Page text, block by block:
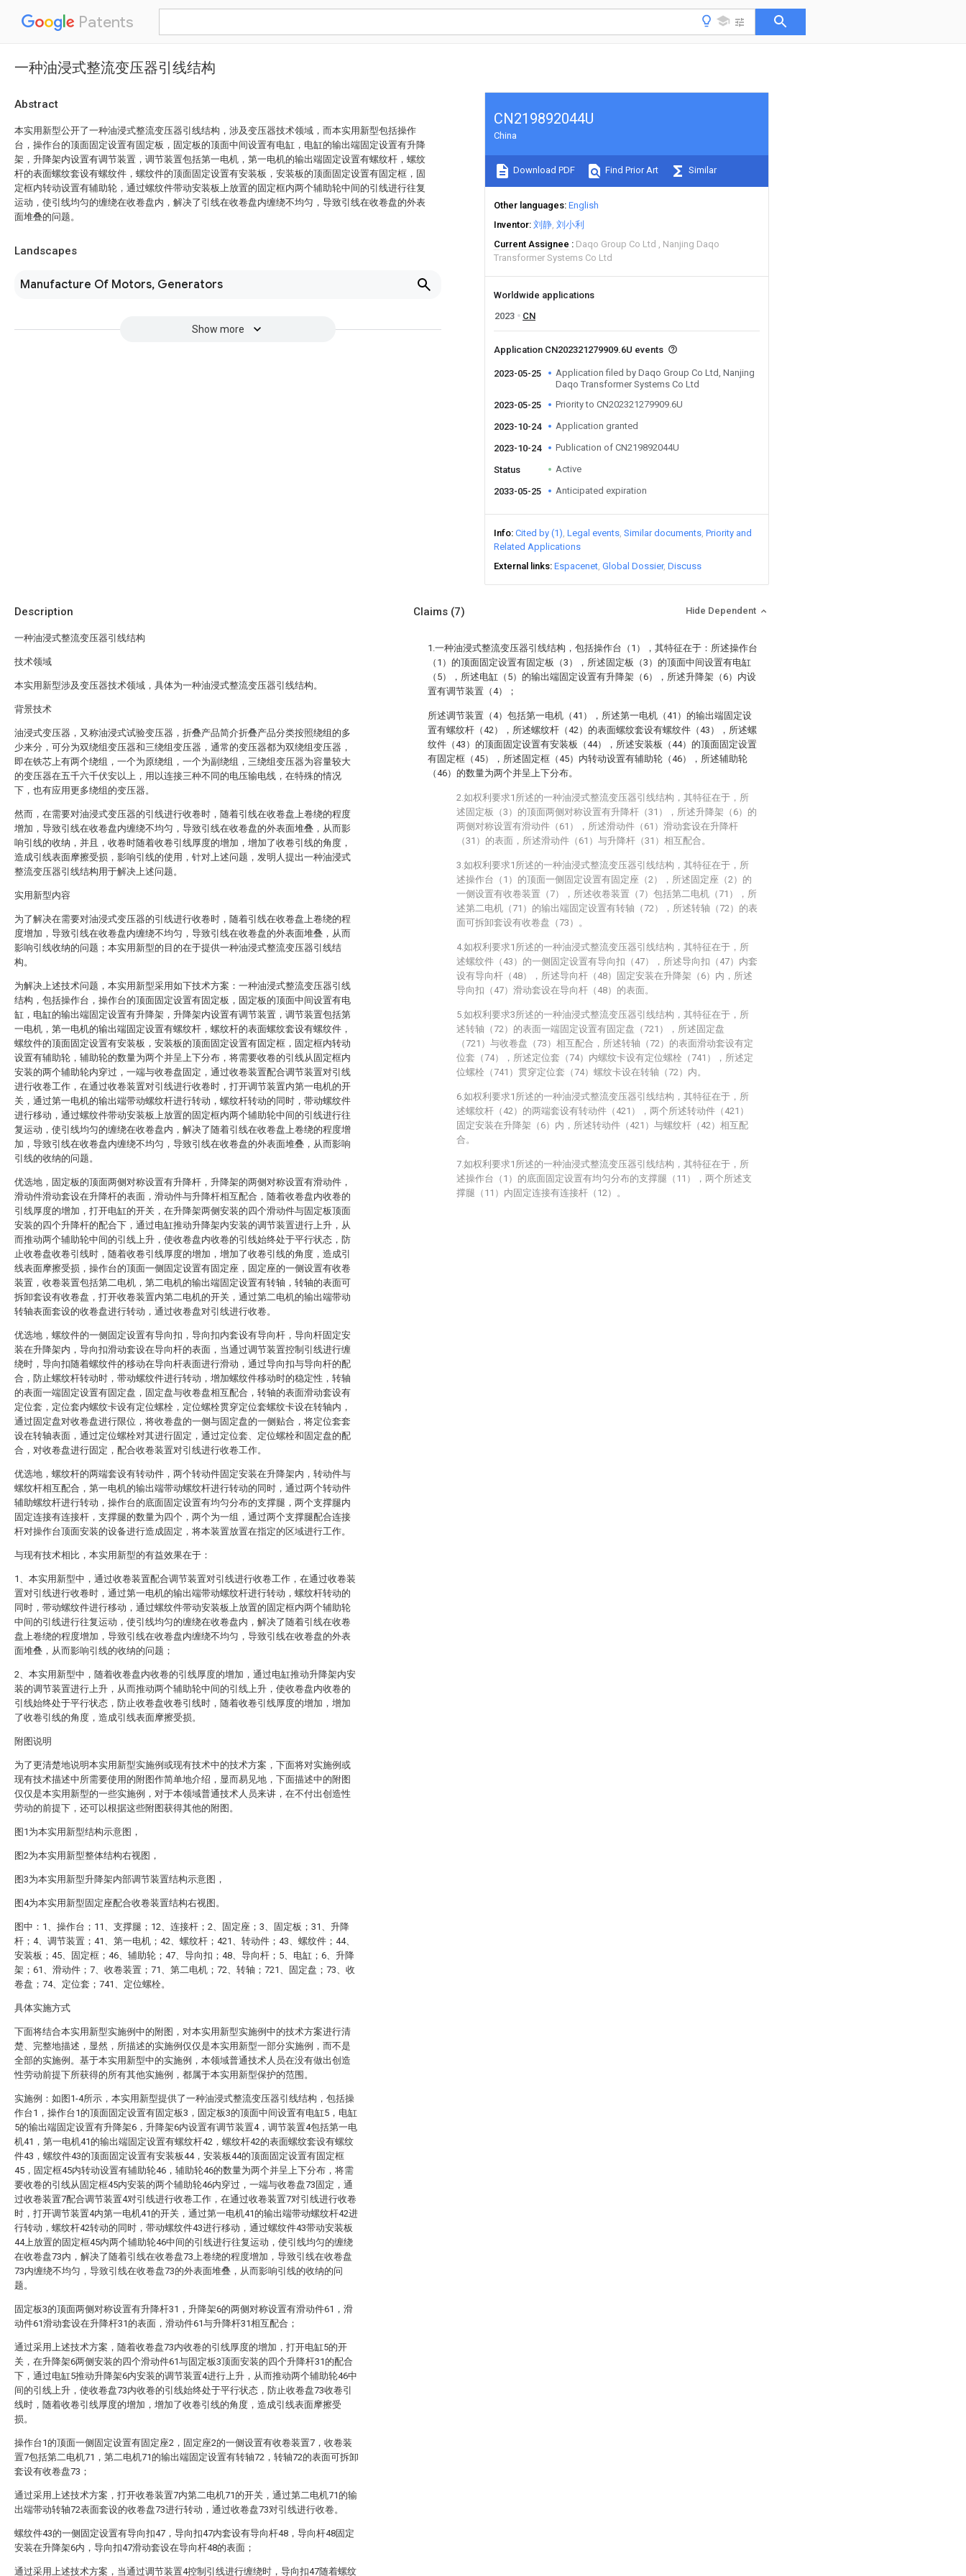
Patents
一种油浸式整流变压器引线结构
Abstract
本实用新型公开了一种油浸式整流变压器引线结构，涉及变压器技术领域，而本实用新型包括操作
台，操作台的顶面固定设置有固定板，固定板的顶面中间设置有电缸，电缸的输出端固定设置有升降
架，升降架内设置有调节装置，调节装置包括第一电机，第一电机的输出端固定设置有螺纹杆，螺纹
杆的表面螺纹套设有螺纹件，螺纹件的顶面固定设置有安装板，安装板的顶面固定设置有固定框，固
定框内转动设置有辅助轮，通过螺纹件带动安装板上放置的固定框内两个辅助轮中间的引线进行往复
运动，使引线均匀的缠绕在收卷盘内，解决了引线在收卷盘内缠绕不均匀，导致引线在收卷盘的外表
面堆叠的问题。
Landscapes
Manufacture Of Motors, Generators
Show more
CN219892044U
China
Download PDF Find Prior Art Similar
Other languages English
Inventor 刘静 刘小利
Current Assignee
Daqo Group Co Ltd
Nanjing Daqo
Transformer Systems Co Ltd
Worldwide applications
2023
CN
Application CN202321279909.6U events
2023-05-25
Application filed by Daqo Group Co Ltd, Nanjing
Daqo Transformer Systems Co Ltd
2023-05-25
Priority to CN202321279909.6U
2023-10-24 Application granted
2023-10-24 Publication of CN219892044U
Status Active
2033-05-25 Anticipated expiration
Info Cited by (1) Legal events Similar documents Priority and
Related Applications
External links Espacenet Global Dossier Discuss
Description
一种油浸式整流变压器引线结构
技术领域
本实用新型涉及变压器技术领域，具体为一种油浸式整流变压器引线结构。
背景技术
油浸式变压器，又称油浸式试验变压器，折叠产品简介折叠产品分类按照绕组的多
少来分，可分为双绕组变压器和三绕组变压器，通常的变压器都为双绕组变压器，
即在铁芯上有两个绕组，一个为原绕组，一个为副绕组，三绕组变压器为容量较大
的变压器在五千六千伏安以上，用以连接三种不同的电压输电线，在特殊的情况
下，也有应用更多绕组的变压器。
然而，在需要对油浸式变压器的引线进行收卷时，随着引线在收卷盘上卷绕的程度
增加，导致引线在收卷盘内缠绕不均匀，导致引线在收卷盘的外表面堆叠，从而影
响引线的收纳，并且，收卷时随着收卷引线厚度的增加，增加了收卷引线的角度，
造成引线表面摩擦受损，影响引线的使用，针对上述问题，发明人提出一种油浸式
整流变压器引线结构用于解决上述问题。
实用新型内容
为了解决在需要对油浸式变压器的引线进行收卷时，随着引线在收卷盘上卷绕的程
度增加，导致引线在收卷盘内缠绕不均匀，导致引线在收卷盘的外表面堆叠，从而
影响引线收纳的问题；本实用新型的目的在于提供一种油浸式整流变压器引线结
构。
为解决上述技术问题，本实用新型采用如下技术方案：一种油浸式整流变压器引线
结构，包括操作台，操作台的顶面固定设置有固定板，固定板的顶面中间设置有电
缸，电缸的输出端固定设置有升降架，升降架内设置有调节装置，调节装置包括第
一电机，第一电机的输出端固定设置有螺纹杆，螺纹杆的表面螺纹套设有螺纹件，
螺纹件的顶面固定设置有安装板，安装板的顶面固定设置有固定框，固定框内转动
设置有辅助轮，辅助轮的数量为两个并呈上下分布，将需要收卷的引线从固定框内
安装的两个辅助轮内穿过，一端与收卷盘固定，通过收卷装置配合调节装置对引线
进行收卷工作，在通过收卷装置对引线进行收卷时，打开调节装置内第一电机的开
关，通过第一电机的输出端带动螺纹杆进行转动，螺纹杆转动的同时，带动螺纹件
进行移动，通过螺纹件带动安装板上放置的固定框内两个辅助轮中间的引线进行往
复运动，使引线均匀的缠绕在收卷盘内，解决了随着引线在收卷盘上卷绕的程度增
加，导致引线在收卷盘内缠绕不均匀，导致引线在收卷盘的外表面堆叠，从而影响
引线的收纳的问题。
优选地，固定板的顶面两侧对称设置有升降杆，升降架的两侧对称设置有滑动件，
滑动件滑动套设在升降杆的表面，滑动件与升降杆相互配合，随着收卷盘内收卷的
引线厚度的增加，打开电缸的开关，在升降架两侧安装的四个滑动件与固定板顶面
安装的四个升降杆的配合下，通过电缸推动升降架内安装的调节装置进行上升，从
而推动两个辅助轮中间的引线上升，使收卷盘内收卷的引线始终处于平行状态，防
止收卷盘收卷引线时，随着收卷引线厚度的增加，增加了收卷引线的角度，造成引
线表面摩擦受损，操作台的顶面一侧固定设置有固定座，固定座的一侧设置有收卷
装置，收卷装置包括第二电机，第二电机的输出端固定设置有转轴，转轴的表面可
拆卸套设有收卷盘，打开收卷装置内第二电机的开关，通过第二电机的输出端带动
转轴表面套设的收卷盘进行转动，通过收卷盘对引线进行收卷。
优选地，螺纹件的一侧固定设置有导向扣，导向扣内套设有导向杆，导向杆固定安
装在升降架内，导向扣滑动套设在导向杆的表面，当通过调节装置控制引线进行缠
绕时，导向扣随着螺纹件的移动在导向杆表面进行滑动，通过导向扣与导向杆的配
合，防止螺纹杆转动时，带动螺纹件进行转动，增加螺纹件移动时的稳定性，转轴
的表面一端固定设置有固定盘，固定盘与收卷盘相互配合，转轴的表面滑动套设有
定位套，定位套内螺纹卡设有定位螺栓，定位螺栓贯穿定位套螺纹卡设在转轴内，
通过固定盘对收卷盘进行限位，将收卷盘的一侧与固定盘的一侧贴合，将定位套套
设在转轴表面，通过定位螺栓对其进行固定，通过定位套、定位螺栓和固定盘的配
合，对收卷盘进行固定，配合收卷装置对引线进行收卷工作。
优选地，螺纹杆的两端套设有转动件，两个转动件固定安装在升降架内，转动件与
螺纹杆相互配合，第一电机的输出端带动螺纹杆进行转动的同时，通过两个转动件
辅助螺纹杆进行转动，操作台的底面固定设置有均匀分布的支撑腿，两个支撑腿内
固定连接有连接杆，支撑腿的数量为四个，两个为一组，通过两个支撑腿配合连接
杆对操作台顶面安装的设备进行造成固定，将本装置放置在指定的区域进行工作。
与现有技术相比，本实用新型的有益效果在于：
1、本实用新型中，通过收卷装置配合调节装置对引线进行收卷工作，在通过收卷装
置对引线进行收卷时，通过第一电机的输出端带动螺纹杆进行转动，螺纹杆转动的
同时，带动螺纹件进行移动，通过螺纹件带动安装板上放置的固定框内两个辅助轮
中间的引线进行往复运动，使引线均匀的缠绕在收卷盘内，解决了随着引线在收卷
盘上卷绕的程度增加，导致引线在收卷盘内缠绕不均匀，导致引线在收卷盘的外表
面堆叠，从而影响引线的收纳的问题；
2、本实用新型中，随着收卷盘内收卷的引线厚度的增加，通过电缸推动升降架内安
装的调节装置进行上升，从而推动两个辅助轮中间的引线上升，使收卷盘内收卷的
引线始终处于平行状态，防止收卷盘收卷引线时，随着收卷引线厚度的增加，增加
了收卷引线的角度，造成引线表面摩擦受损。
附图说明
为了更清楚地说明本实用新型实施例或现有技术中的技术方案，下面将对实施例或
现有技术描述中所需要使用的附图作简单地介绍，显而易见地，下面描述中的附图
仅仅是本实用新型的一些实施例，对于本领域普通技术人员来讲，在不付出创造性
劳动的前提下，还可以根据这些附图获得其他的附图。
图1为本实用新型结构示意图，
图2为本实用新型整体结构右视图，
图3为本实用新型升降架内部调节装置结构示意图，
图4为本实用新型固定座配合收卷装置结构右视图。
图中：1、操作台；11、支撑腿；12、连接杆；2、固定座；3、固定板；31、升降
杆；4、调节装置；41、第一电机；42、螺纹杆；421、转动件；43、螺纹件；44、
安装板；45、固定框；46、辅助轮；47、导向扣；48、导向杆；5、电缸；6、升降
架；61、滑动件；7、收卷装置；71、第二电机；72、转轴；721、固定盘；73、收
卷盘；74、定位套；741、定位螺栓。
具体实施方式
下面将结合本实用新型实施例中的附图，对本实用新型实施例中的技术方案进行清
楚、完整地描述，显然，所描述的实施例仅仅是本实用新型一部分实施例，而不是
全部的实施例。基于本实用新型中的实施例，本领域普通技术人员在没有做出创造
性劳动前提下所获得的所有其他实施例，都属于本实用新型保护的范围。
实施例：如图1-4所示，本实用新型提供了一种油浸式整流变压器引线结构，包括操
作台1，操作台1的顶面固定设置有固定板3，固定板3的顶面中间设置有电缸5，电缸
5的输出端固定设置有升降架6，升降架6内设置有调节装置4，调节装置4包括第一电
机41，第一电机41的输出端固定设置有螺纹杆42，螺纹杆42的表面螺纹套设有螺纹
件43，螺纹件43的顶面固定设置有安装板44，安装板44的顶面固定设置有固定框
45，固定框45内转动设置有辅助轮46，辅助轮46的数量为两个并呈上下分布，将需
要收卷的引线从固定框45内安装的两个辅助轮46内穿过，一端与收卷盘73固定，通
过收卷装置7配合调节装置4对引线进行收卷工作，在通过收卷装置7对引线进行收卷
时，打开调节装置4内第一电机41的开关，通过第一电机41的输出端带动螺纹杆42进
行转动，螺纹杆42转动的同时，带动螺纹件43进行移动，通过螺纹件43带动安装板
44上放置的固定框45内两个辅助轮46中间的引线进行往复运动，使引线均匀的缠绕
在收卷盘73内，解决了随着引线在收卷盘73上卷绕的程度增加，导致引线在收卷盘
73内缠绕不均匀，导致引线在收卷盘73的外表面堆叠，从而影响引线的收纳的问
题。
固定板3的顶面两侧对称设置有升降杆31，升降架6的两侧对称设置有滑动件61，滑
动件61滑动套设在升降杆31的表面，滑动件61与升降杆31相互配合；
通过采用上述技术方案，随着收卷盘73内收卷的引线厚度的增加，打开电缸5的开
关，在升降架6两侧安装的四个滑动件61与固定板3顶面安装的四个升降杆31的配合
下，通过电缸5推动升降架6内安装的调节装置4进行上升，从而推动两个辅助轮46中
间的引线上升，使收卷盘73内收卷的引线始终处于平行状态，防止收卷盘73收卷引
线时，随着收卷引线厚度的增加，增加了收卷引线的角度，造成引线表面摩擦受
损。
操作台1的顶面一侧固定设置有固定座2，固定座2的一侧设置有收卷装置7，收卷装
置7包括第二电机71，第二电机71的输出端固定设置有转轴72，转轴72的表面可拆卸
套设有收卷盘73；
通过采用上述技术方案，打开收卷装置7内第二电机71的开关，通过第二电机71的输
出端带动转轴72表面套设的收卷盘73进行转动，通过收卷盘73对引线进行收卷。
螺纹件43的一侧固定设置有导向扣47，导向扣47内套设有导向杆48，导向杆48固定
安装在升降架6内，导向扣47滑动套设在导向杆48的表面；
通过采用上述技术方案，当通过调节装置4控制引线进行缠绕时，导向扣47随着螺纹
Claims (7) Hide Dependent
1.一种油浸式整流变压器引线结构，包括操作台（1），其特征在于：所述操作台
（1）的顶面固定设置有固定板（3），所述固定板（3）的顶面中间设置有电缸
（5），所述电缸（5）的输出端固定设置有升降架（6），所述升降架（6）内设
置有调节装置（4）；
所述调节装置（4）包括第一电机（41），所述第一电机（41）的输出端固定设
置有螺纹杆（42），所述螺纹杆（42）的表面螺纹套设有螺纹件（43），所述螺
纹件（43）的顶面固定设置有安装板（44），所述安装板（44）的顶面固定设置
有固定框（45），所述固定框（45）内转动设置有辅助轮（46），所述辅助轮
（46）的数量为两个并呈上下分布。
2.如权利要求1所述的一种油浸式整流变压器引线结构，其特征在于，所
述固定板（3）的顶面两侧对称设置有升降杆（31），所述升降架（6）的
两侧对称设置有滑动件（61），所述滑动件（61）滑动套设在升降杆
（31）的表面，所述滑动件（61）与升降杆（31）相互配合。
3.如权利要求1所述的一种油浸式整流变压器引线结构，其特征在于，所
述操作台（1）的顶面一侧固定设置有固定座（2），所述固定座（2）的
一侧设置有收卷装置（7），所述收卷装置（7）包括第二电机（71），所
述第二电机（71）的输出端固定设置有转轴（72），所述转轴（72）的表
面可拆卸套设有收卷盘（73）。
4.如权利要求1所述的一种油浸式整流变压器引线结构，其特征在于，所
述螺纹件（43）的一侧固定设置有导向扣（47），所述导向扣（47）内套
设有导向杆（48），所述导向杆（48）固定安装在升降架（6）内，所述
导向扣（47）滑动套设在导向杆（48）的表面。
5.如权利要求3所述的一种油浸式整流变压器引线结构，其特征在于，所
述转轴（72）的表面一端固定设置有固定盘（721），所述固定盘
（721）与收卷盘（73）相互配合，所述转轴（72）的表面滑动套设有定
位套（74），所述定位套（74）内螺纹卡设有定位螺栓（741），所述定
位螺栓（741）贯穿定位套（74）螺纹卡设在转轴（72）内。
6.如权利要求1所述的一种油浸式整流变压器引线结构，其特征在于，所
述螺纹杆（42）的两端套设有转动件（421），两个所述转动件（421）
固定安装在升降架（6）内，所述转动件（421）与螺纹杆（42）相互配
合。
7.如权利要求1所述的一种油浸式整流变压器引线结构，其特征在于，所
述操作台（1）的底面固定设置有均匀分布的支撑腿（11），两个所述支
撑腿（11）内固定连接有连接杆（12）。